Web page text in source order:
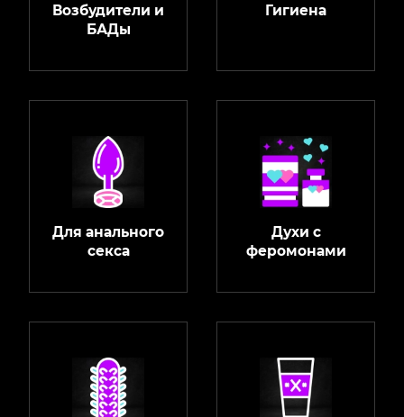
Возбудители и
БАДы
Гигиена
Для анального
секса
Духи с
феромонами